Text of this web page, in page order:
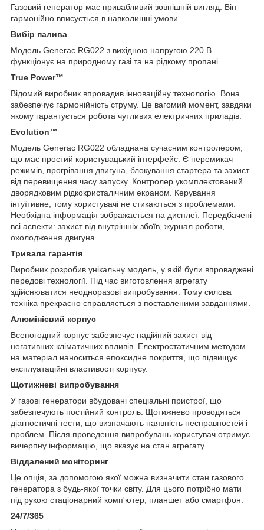
Газовий генератор має привабливий зовнішній вигляд. Він
гармонійно вписується в навколишні умови.
Вибір палива
Модель Generac RG022 з вихідною напругою 220 В
функціонує на природному газі та на рідкому пропані.
True Power™
Відомий виробник впровадив інноваційну технологію. Вона
забезпечує гармонійність струму. Це вагомий момент, завдяки
якому гарантується робота чутливих електричних приладів.
Evolution™
Модель Generac RG022 обладнана сучасним контролером,
що має простий користувацький інтерфейс. Є перемикач
режимів, прогрівання двигуна, блокування стартера та захист
від перевищення часу запуску. Контролер укомплектований
дворядковим рідкокристалічним екраном. Керування
інтуїтивне, тому користувачі не стикаються з проблемами.
Необхідна інформація зображається на дисплеї. Передбачені
всі аспекти: захист від внутрішніх збоїв, журнал роботи,
охолодження двигуна.
Тривала гарантія
Виробник розробив унікальну модель, у якій були впроваджені
передові технології. Під час виготовлення агрегату
здійснюватися неодноразові випробування. Тому силова
техніка прекрасно справляється з поставленими завданнями.
Алюмінієвий корпус
Всепогодний корпус забезпечує надійний захист від
негативних кліматичних впливів. Електростатичним методом
на матеріал наноситься епоксидне покриття, що підвищує
експлуатаційні властивості корпусу.
Щотижневі випробування
У газові генератори вбудовані спеціальні пристрої, що
забезпечують постійний контроль. Щотижнево проводяться
діагностичні тести, що визначають наявність несправностей і
проблем. Після проведення випробувань користувач отримує
вичерпну інформацію, що вказує на стан агрегату.
Віддалений моніторинг
Це опція, за допомогою якої можна визначити стан газового
генератора з будь-якої точки світу. Для цього потрібно мати
під рукою стаціонарний комп'ютер, планшет або смартфон.
24/7/365